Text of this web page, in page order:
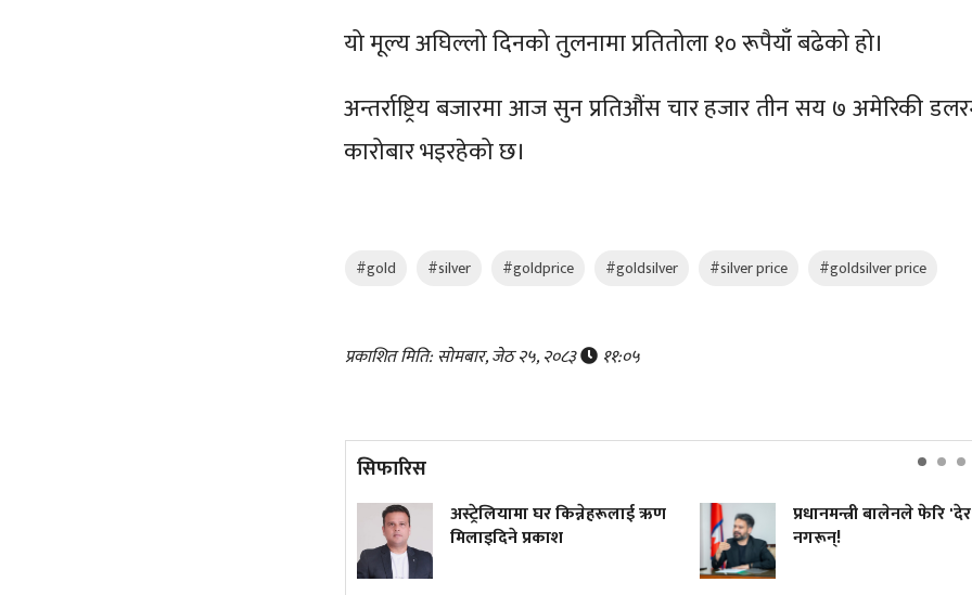
यो मूल्य अघिल्लो दिनको तुलनामा प्रतितोला १० रूपैयाँ बढेको हो।
अन्तर्राष्ट्रिय बजारमा आज सुन प्रतिऔंस चार हजार तीन सय ७ अमेरिकी
कारोबार भइरहेको छ।
#gold #silver #goldprice #goldsilver #silver price #goldsilver price
प्रकाशित मिति: सोमबार, जेठ २५, २०८३ ११:०५
सिफारिस
अस्ट्रेलियामा घर किन्नेहरूलाई ऋण
मिलाइदिने प्रकाश
प्रधानमन्त्री बालेनले फेरि
नगरून्!